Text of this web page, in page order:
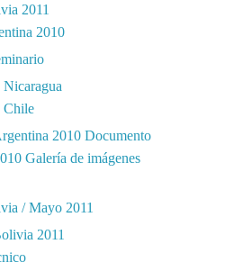
2011
2010
Nicaragua
Chile
2010 Documento
Galería de imágenes
/ Mayo 2011
2011